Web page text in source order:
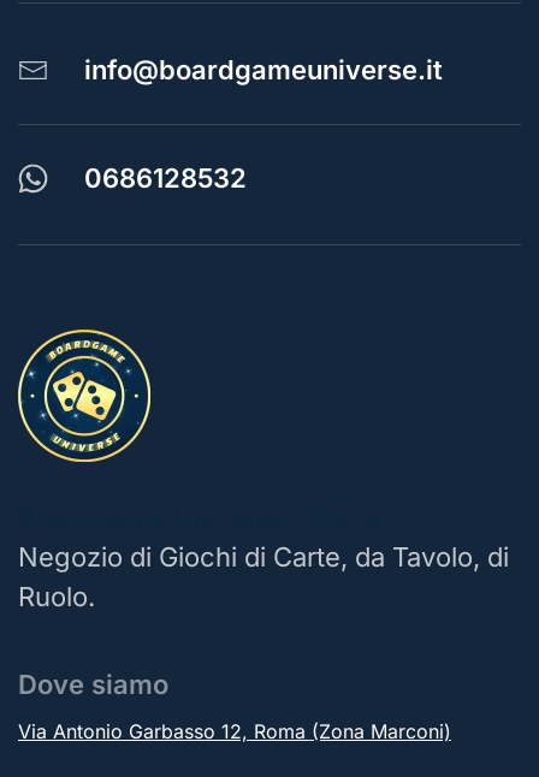
info@boardgameuniverse.it
0686128532
Negozio di Giochi di Carte, da Tavolo, di
Ruolo.
Dove siamo
Via Antonio Garbasso 12, Roma (Zona Marconi)